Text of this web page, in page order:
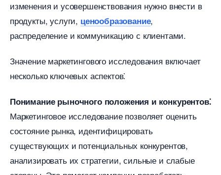
изменения и усовершенствования нужно внести
продукты, услуги, ценообразование,
распределение и коммуникацию с клиентами.
Значение маркетингового исследования включает
несколько ключевых аспектов⁚
Понимание рыночного положения и конкурентов⁚
Маркетинговое исследование позволяет оценить
состояние рынка, идентифицировать
существующих и потенциальных конкурентов,
анализировать их стратегии, сильные и слабые